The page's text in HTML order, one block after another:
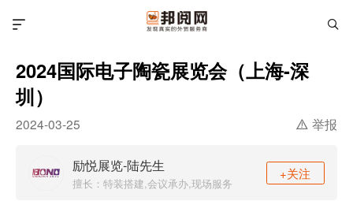
2024国际电子陶瓷展览会（上海-深
圳）
2024-03-25 举报
励悦展览-陆先生
擅长：特装搭建,会议承办,现场服务
+关注